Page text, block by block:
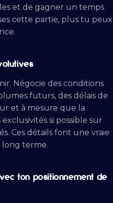
et de gagner un temps
cette partie, plus tu peux
Négocie des conditions
futurs, des délais de
et à mesure que la
si possible sur
Ces détails font une vraie
long terme.
ton positionnement de